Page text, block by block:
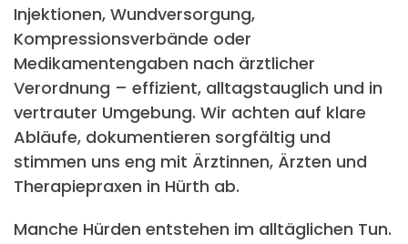
Injektionen, Wundversorgung,
Kompressionsverbände oder
Medikamentengaben nach ärztlicher
Verordnung – effizient, alltagstauglich und in
vertrauter Umgebung. Wir achten auf klare
Abläufe, dokumentieren sorgfältig und
stimmen uns eng mit Ärztinnen, Ärzten und
Therapiepraxen in Hürth ab.
Manche Hürden entstehen im alltäglichen Tun.